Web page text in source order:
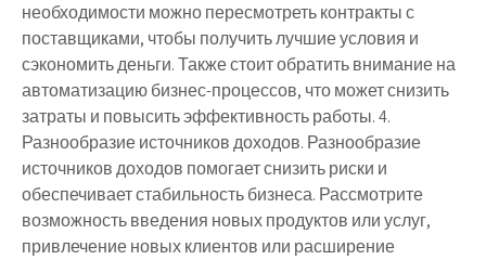
необходимости можно пересмотреть контракты с
поставщиками, чтобы получить лучшие условия и
сэкономить деньги. Также стоит обратить внимание на
автоматизацию бизнес-процессов, что может снизить
затраты и повысить эффективность работы. 4.
Разнообразие источников доходов. Разнообразие
источников доходов помогает снизить риски и
обеспечивает стабильность бизнеса. Рассмотрите
возможность введения новых продуктов или услуг,
привлечение новых клиентов или расширение